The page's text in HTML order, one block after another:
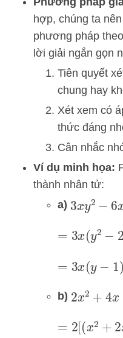
hợp, chúng ta
phương pháp
lời giải ngắn gọn
Tiên quyết
chung hay
Xét xem có
thức đáng
Cân nhắc
Ví dụ minh họa:
thành nhân tử:
a) 3xy2 −6x
=3x(y2− 2y
=3x(y− 1) 2
b) 2x2 +4x+
=2[( x2+ 2x